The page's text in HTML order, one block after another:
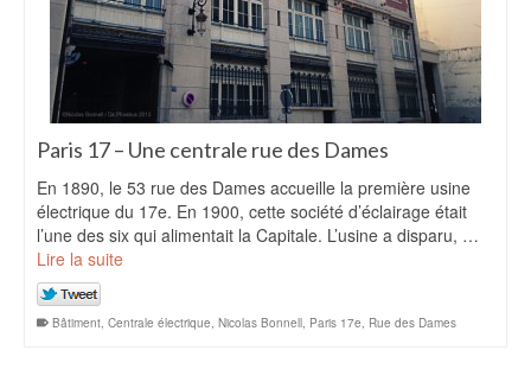
Paris 17 – Une centrale rue des Dames
En 1890, le 53 rue des Dames accueille la première usine
électrique du 17e. En 1900, cette société d’éclairage était
l’une des six qui alimentait la Capitale. L’usine a disparu, …
Lire la suite
Bâtiment, Centrale électrique, Nicolas Bonnell, Paris 17e, Rue des Dames